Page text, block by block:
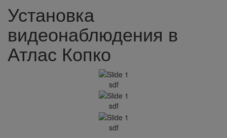
Установка
видеонаблюдения в
Атлас Копко
sdf
sdf
sdf